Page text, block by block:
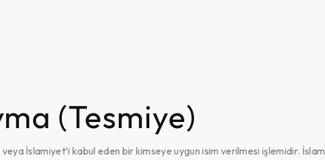
(Tesmiye)
İslamiyet’i kabul eden bir kimseye uygun isim verilmesi işlemidir. İslam